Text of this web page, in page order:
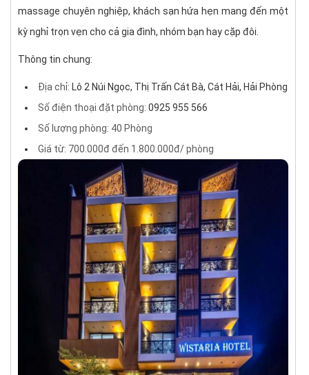
massage chuyên nghiệp, khách sạn hứa hẹn mang đến một
kỳ nghỉ trọn vẹn cho cả gia đình, nhóm bạn hay cặp đôi.
Thông tin chung:
Địa chỉ: Lô 2 Núi Ngọc, Thị Trấn Cát Bà, Cát Hải, Hải Phòng
Số điện thoại đặt phòng: 0925 955 566
Số lượng phòng: 40 Phòng
Giá từ: 700.000đ đến 1.800.000đ/ phòng